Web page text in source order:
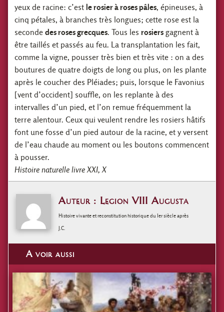
yeux de racine: c’est le rosier à roses pâles, épineuses, à
cinq pétales, à branches très longues; cette rose est la
secondedes roses grecques. Tous lesrosiers gagnent à
être taillés et passés au feu. La transplantation les fait,
comme la vigne, pousser très bien et très vite : on a des
boutures de quatre doigts de long ou plus, on les plante
après le coucher des Pléiades; puis, lorsque le Favonius
[vent d’occident] souffle, on les replante à des
intervalles d’un pied, et l’on remue fréquemment la
terre alentour. Ceux qui veulent rendre les rosiers hâtifs
font une fosse d’un pied autour de la racine, et y versent
de l’eau chaude au moment ou les boutons commencent
à pousser.
Histoire naturelle livre XXI, X
Auteur : Legion VIII Augusta
Histoire vivante et reconstitution historique du Ier siècle après
J.C.
A voir aussi